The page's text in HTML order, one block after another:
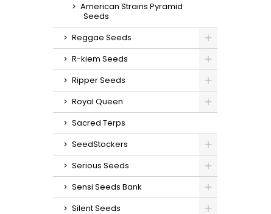
American Strains Pyramid
Seeds
Reggae Seeds
R-kiem Seeds
Ripper Seeds
Royal Queen
Sacred Terps
SeedStockers
Serious Seeds
Sensi Seeds Bank
Silent Seeds